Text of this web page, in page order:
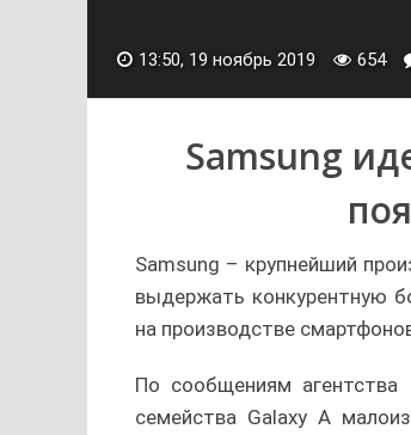
13:50, 19 ноябрь 2019 654
Samsung
Samsung – крупнейший
выдержать конкурентную
на производстве
По сообщениям агентства
семейства Galaxy A